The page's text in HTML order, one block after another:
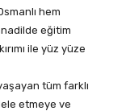
hem
eğitim
ile yüz yüze
tüm farklı
etmeye ve